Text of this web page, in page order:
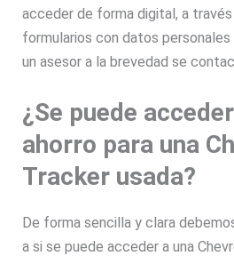
acceder de forma digital, a
formularios con datos
un asesor a la brevedad se
¿Se puede
ahorro para una
Tracker usada?
De forma sencilla y clara
a si se puede acceder a una